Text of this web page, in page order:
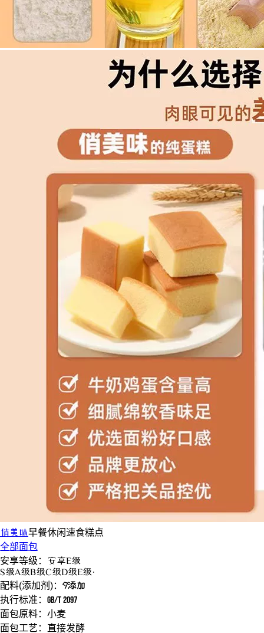
俏美味早餐休闲速食糕点
全部面包
安享等级：
安享E级
S级A级B级C级D级E级·
配料(添加剂)： 9添加
执行标准： GB/T 2097
面包原料： 小麦
面包工艺： 直接发酵